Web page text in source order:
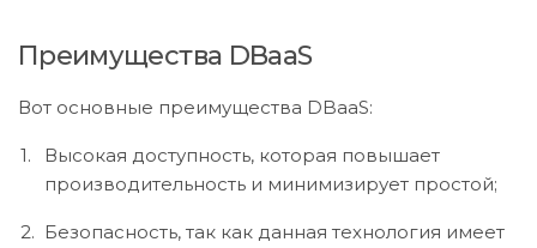
Преимущества DBaaS
Вот основные преимущества DBaaS:
Высокая доступность, которая повышает
производительность и минимизирует простой;
Безопасность, так как данная технология имеет